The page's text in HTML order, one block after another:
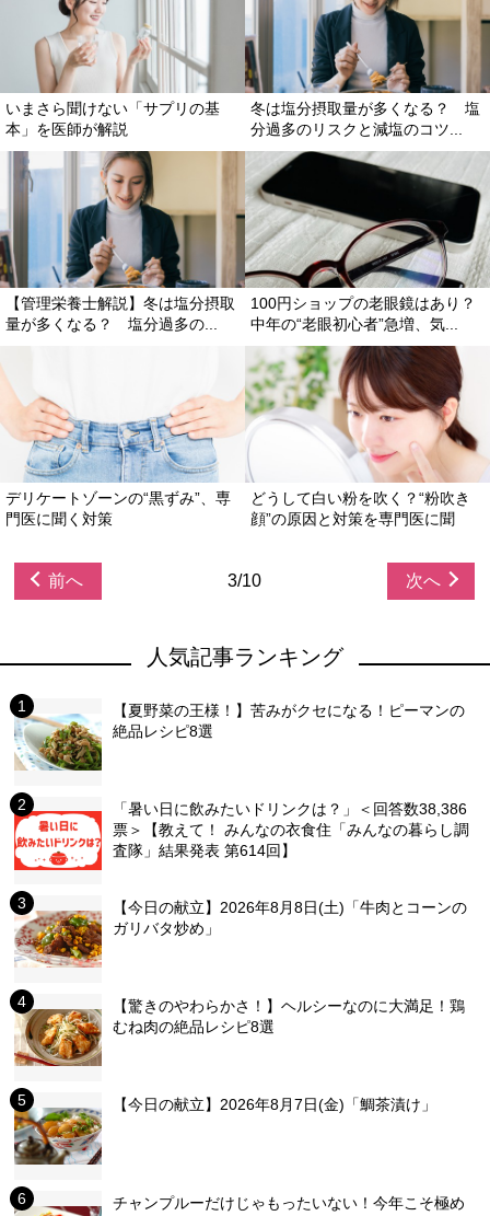
いまさら聞けない「サプリの基
本」を医師が解説
冬は塩分摂取量が多くなる？ 塩
分過多のリスクと減塩のコツ...
【管理栄養士解説】冬は塩分摂取
量が多くなる？ 塩分過多の...
100円ショップの老眼鏡はあり？
中年の“老眼初心者”急増、気...
デリケートゾーンの“黒ずみ”、専
門医に聞く対策
どうして白い粉を吹く？“粉吹き
顔”の原因と対策を専門医に聞
前へ 3/10 次へ
人気記事ランキング
【夏野菜の王様！】苦みがクセになる！ピーマンの
絶品レシピ8選
「暑い日に飲みたいドリンクは？」＜回答数38,386
票＞【教えて！ みんなの衣食住「みんなの暮らし調
査隊」結果発表 第614回】
【今日の献立】2026年8月8日(土)「牛肉とコーンの
ガリバタ炒め」
【驚きのやわらかさ！】ヘルシーなのに大満足！鶏
むね肉の絶品レシピ8選
【今日の献立】2026年8月7日(金)「鯛茶漬け」
チャンプルーだけじゃもったいない！今年こそ極め